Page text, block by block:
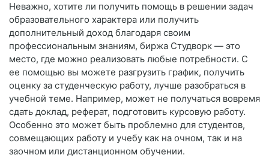
Неважно, хотите ли получить помощь в решении задач
образовательного характера или получить
дополнительный доход благодаря своим
профессиональным знаниям, биржа Студворк — это
место, где можно реализовать любые потребности. С
ее помощью вы можете разгрузить график, получить
оценку за студенческую работу, лучше разобраться в
учебной теме. Например, может не получаться вовремя
сдать доклад, реферат, подготовить курсовую работу.
Особенно это может быть проблемно для студентов,
совмещающих работу и учебу как на очном, так и на
заочном или дистанционном обучении.